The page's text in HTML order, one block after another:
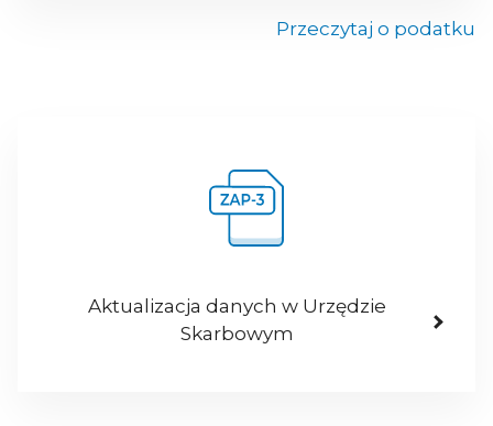
Przeczytaj o podatku
Aktualizacja danych w Urzędzie
Skarbowym